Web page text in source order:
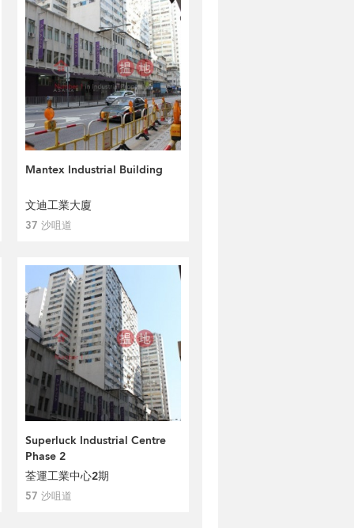
Mantex Industrial Building
文迪工業大廈
37 沙咀道
Superluck Industrial Centre
Phase 2
荃運工業中心2期
57 沙咀道